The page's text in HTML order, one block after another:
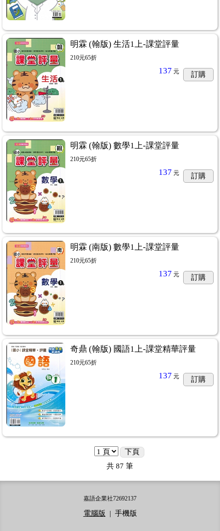
明霖 (翰版) 生活1上-課堂評量
210元65折
137 元 訂購
明霖 (翰版) 數學1上-課堂評量
210元65折
137 元 訂購
明霖 (南版) 數學1上-課堂評量
210元65折
137 元 訂購
奇鼎 (翰版) 國語1上-課堂精華評量
210元65折
137 元 訂購
下頁
共 87 筆
嘉語企業社72692137
電腦版 | 手機版